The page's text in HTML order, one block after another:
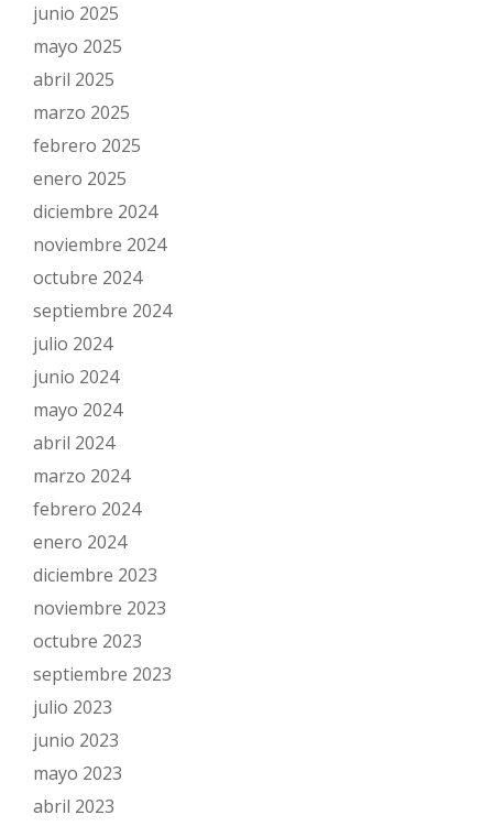
junio 2025
mayo 2025
abril 2025
marzo 2025
febrero 2025
enero 2025
diciembre 2024
noviembre 2024
octubre 2024
septiembre 2024
julio 2024
junio 2024
mayo 2024
abril 2024
marzo 2024
febrero 2024
enero 2024
diciembre 2023
noviembre 2023
octubre 2023
septiembre 2023
julio 2023
junio 2023
mayo 2023
abril 2023